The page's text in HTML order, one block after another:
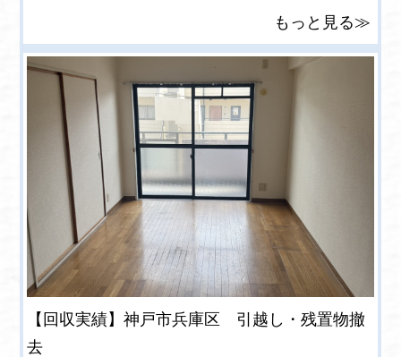
もっと見る≫
【回収実績】神戸市兵庫区 引越し・残置物撤
去